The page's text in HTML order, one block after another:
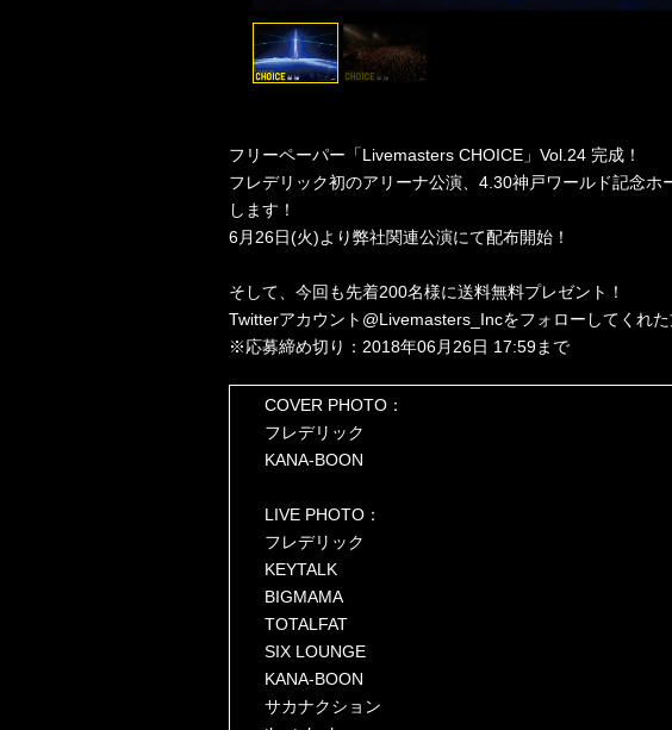
フリーペーパー「Livemasters CHOICE」Vol.24 完成！
フレデリック初のアリーナ公演、4.30神戸ワールド記念
します！
6月26日(火)より弊社関連公演にて配布開始！
そして、今回も先着200名様に送料無料プレゼント！
Twitterアカウント@Livemasters_Incをフォローしてくれ
※応募締め切り：2018年06月26日 17:59まで
COVER PHOTO：
フレデリック
KANA-BOON
LIVE PHOTO：
フレデリック
KEYTALK
BIGMAMA
TOTALFAT
SIX LOUNGE
KANA-BOON
サカナクション